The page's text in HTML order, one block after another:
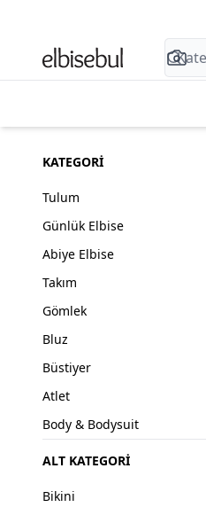
KATEGORI
Tulum
Günlük Elbise
Abiye Elbise
Takım
Gömlek
Bluz
Büstiyer
Atlet
Body & Bodysuit
Sweatshirt
ALT KATEGORI
Bikini